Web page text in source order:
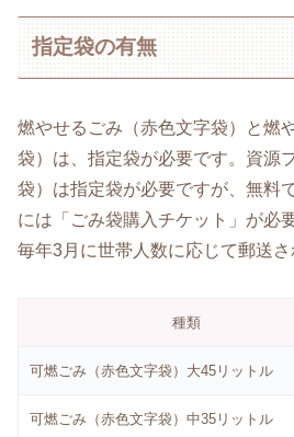
指定袋の有無
燃やせるごみ（赤色文字袋）と燃
袋）は、指定袋が必要です。資源
袋）は指定袋が必要ですが、無料
には「ごみ袋購入チケット」が必
毎年3月に世帯人数に応じて郵送さ
種類
可燃ごみ（赤色文字袋）大45リットル
可燃ごみ（赤色文字袋）中35リットル